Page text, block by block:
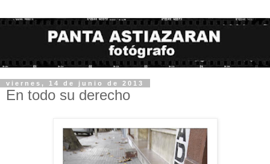
viernes, 14 de junio de 2013
En todo su derecho